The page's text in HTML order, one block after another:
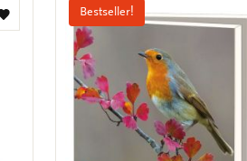
Toevoegen
Bestseller!